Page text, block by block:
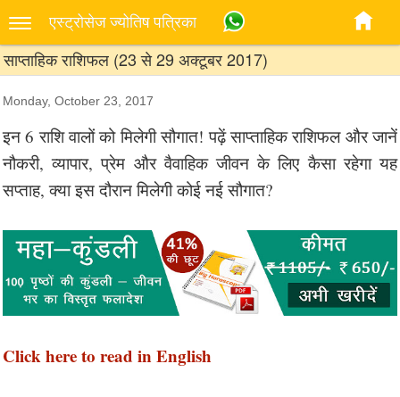
एस्‍ट्रोसेज ज्‍योतिष पत्रिका
साप्ताहिक राशिफल (23 से 29 अक्टूबर 2017)
Monday, October 23, 2017
इन 6 राशि वालों को मिलेगी सौगात! पढ़ें साप्ताहिक राशिफल और जानें
नौकरी, व्यापार, प्रेम और वैवाहिक जीवन के लिए कैसा रहेगा यह
सप्ताह, क्या इस दौरान मिलेगी कोई नई सौगात?
Click here to read in English